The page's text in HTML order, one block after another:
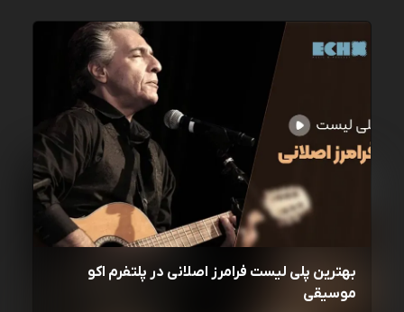
بهترین پلی لیست فرامرز اصلانی در پلتفرم اکو
موسیقی